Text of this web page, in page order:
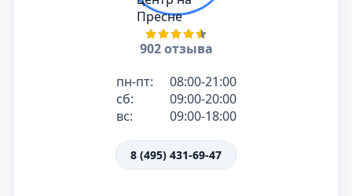
902 отзыва
пн-пт:
08:00-21:00
сб:
09:00-20:00
вс:
09:00-18:00
8 (495) 431-69-47